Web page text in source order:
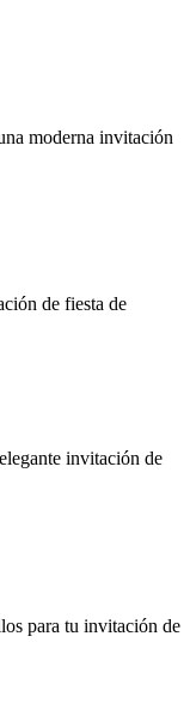
moderna invitación
de fiesta de
invitación de
para tu invitación de